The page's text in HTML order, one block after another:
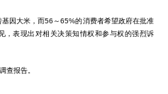
因大米，而56～65%的消费者希望政府在批准
，表现出对相关决策知情权和参与权的强烈诉
查报告。